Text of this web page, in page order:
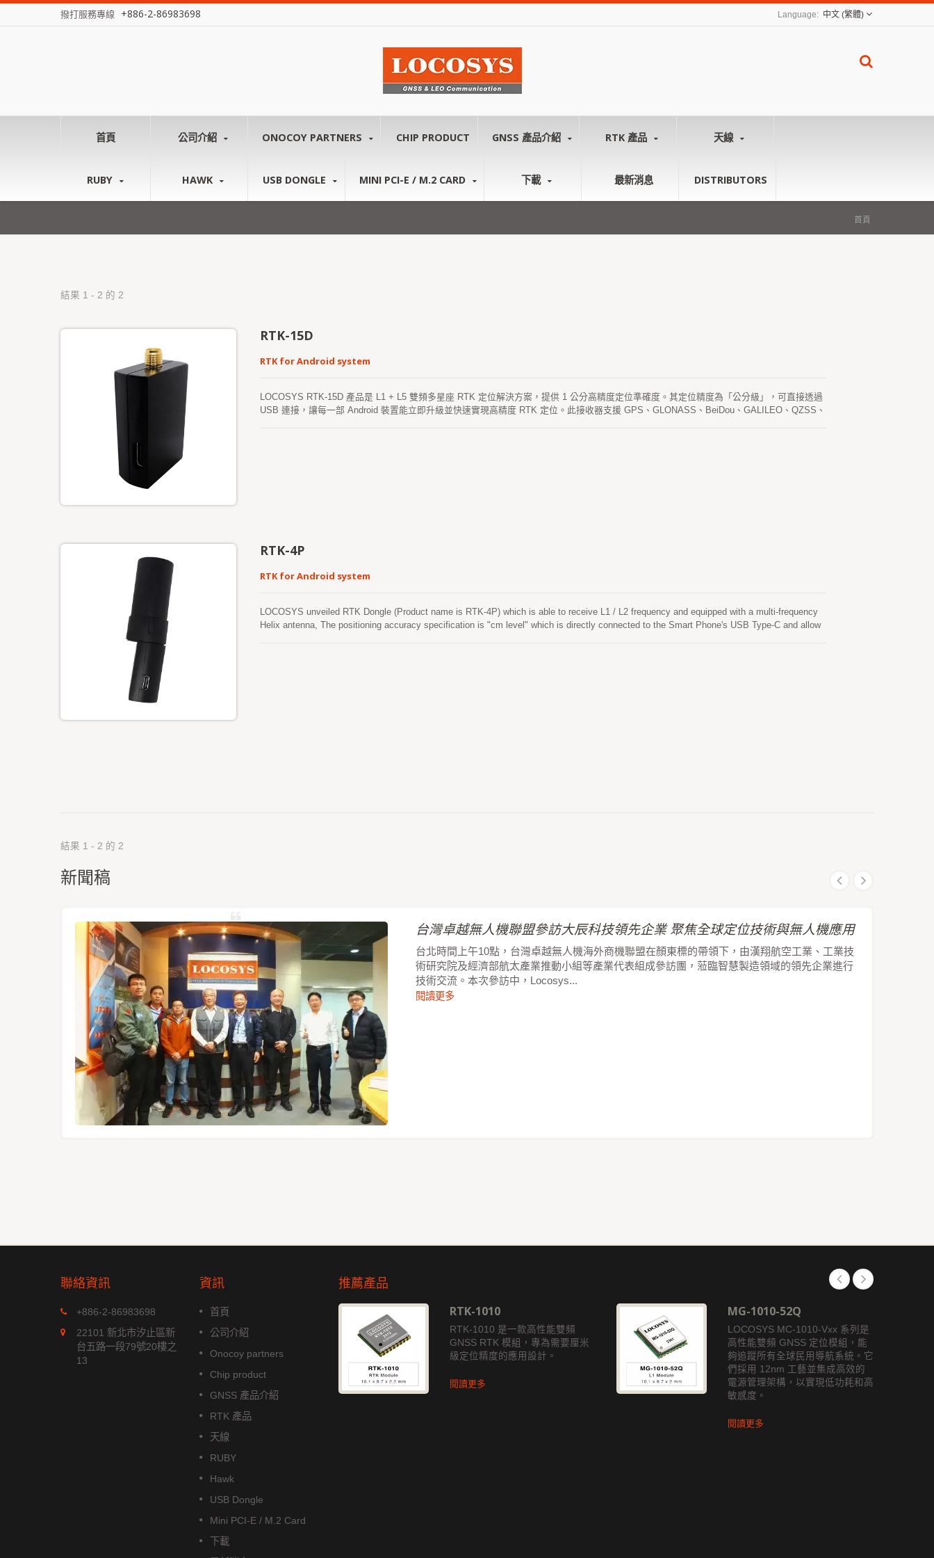
撥打服務專線 +886-2-86983698 中文 (繁體)
首頁 公司介紹 ONOCOY PARTNERS CHIP PRODUCT GNSS 產品介紹 RTK 產品 天線
RUBY HAWK USB DONGLE MINI PCI-E / M.2 CARD 下載 最新消息 DISTRIBUTORS
首頁
結果 1 - 2 的 2
RTK-15D
RTK for Android system
LOCOSYS RTK-15D 產品是 L1 + L5 雙頻多星座 RTK 定位解決方案，提供 1 公分高精度定位準確度。其定位精度為「公分級」，可直接透過
USB 連接，讓每一部 Android 裝置能立即升級並快速實現高精度 RTK 定位。此接收器支援 GPS、GLONASS、BeiDou、GALILEO、QZSS、
RTK-4P
RTK for Android system
LOCOSYS unveiled RTK Dongle (Product name is RTK-4P) which is able to receive L1 / L2 frequency and equipped with a multi-frequency
Helix antenna, The positioning accuracy specification is "cm level" which is directly connected to the Smart Phone's USB Type-C and allow
結果 1 - 2 的 2
新聞稿
台灣卓越無人機聯盟參訪大辰科技領先企業 聚焦全球定位技術與無人機應用
台北時間上午10點，台灣卓越無人機海外商機聯盟在顏東標的帶領下，由漢翔航空工業、工業技
術研究院及經濟部航太產業推動小組等產業代表組成參訪團，蒞臨智慧製造領域的領先企業進行
技術交流。本次參訪中，Locosys...
閱讀更多
聯絡資訊
+886-2-86983698
22101 新北市汐止區新
台五路一段79號20樓之
13
資訊
首頁
公司介紹
Onocoy partners
Chip product
GNSS 產品介紹
RTK 產品
天線
RUBY
Hawk
USB Dongle
Mini PCI-E / M.2 Card
下載
推薦產品
MGS-1513-52Q
MGS-1513-52Q 是一款完整的獨
立多頻 GNSS 智能天線模組，包
含嵌入式貼片天線和基於 Airoha
AG3352Q 平台的 GNSS 接收電
RTK-1010
RTK-1010 是一款高性能雙頻
GNSS RTK 模組，專為需要厘米
級定位精度的應用設計。
閱讀更多
MG-1010-52Q
LOCOSYS MC-1010-Vxx 系列是
高性能雙頻 GNSS 定位模組，能
夠追蹤所有全球民用導航系統。它
們採用 12nm 工藝並集成高效的
電源管理架構，以實現低功耗和高
敏感度。
閱讀更多